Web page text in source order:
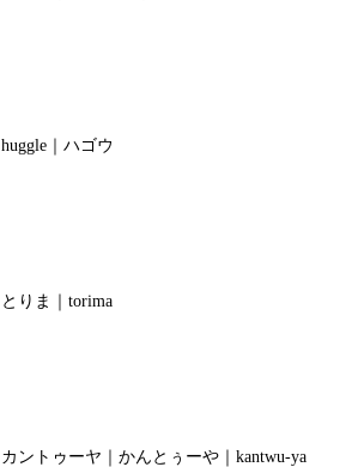
huggle｜ハゴウ
とりま｜torima
カントゥーヤ｜かんとぅーや｜kantwu-ya